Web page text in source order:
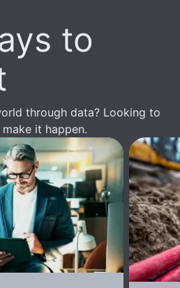
to
through data? Looking to
it happen.